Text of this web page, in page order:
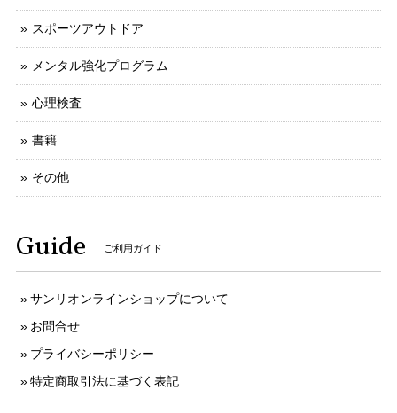
スポーツアウトドア
メンタル強化プログラム
心理検査
書籍
その他
Guide ご利用ガイド
サンリオンラインショップについて
お問合せ
プライバシーポリシー
特定商取引法に基づく表記